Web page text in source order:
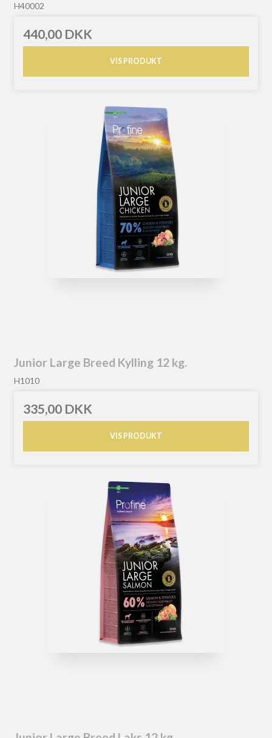
H40002
440,00 DKK
VIS PRODUKT
Junior Large Breed Kylling 12 kg.
H1010
335,00 DKK
VIS PRODUKT